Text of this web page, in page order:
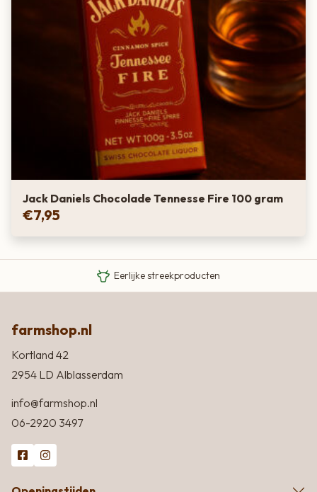
Jack Daniels Chocolade Tennesse Fire 100 gram
€7,95
Eigen Limousin runderen
Eerlijke streekproducten
farmshop.nl
Kortland 42
2954 LD Alblasserdam
info@farmshop.nl
06-2920 3497